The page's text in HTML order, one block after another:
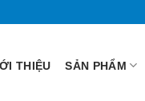
THIỆU SẢN PHẨM